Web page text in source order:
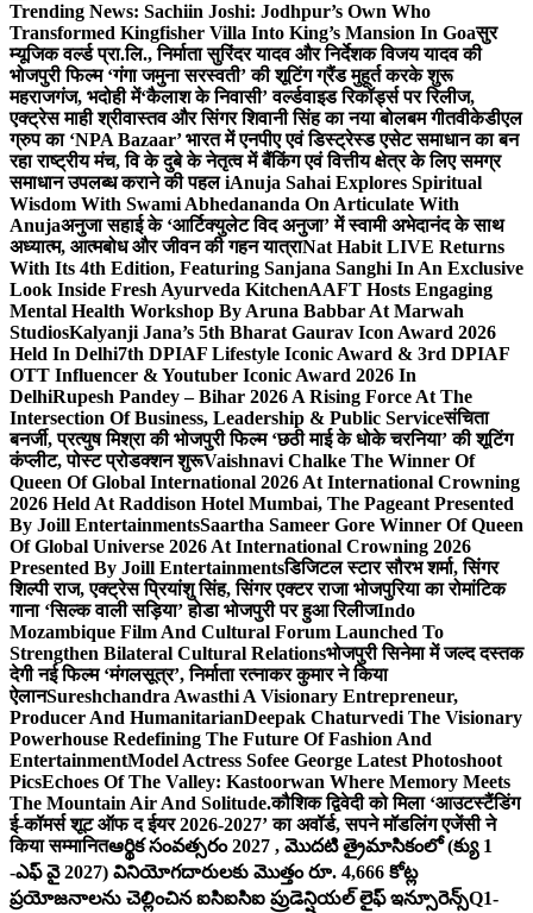
Trending News: Sachiin Joshi: Jodhpur’s Own Who
Transformed Kingfisher Villa Into King’s Mansion In Goaसुर
म्यूजिक वर्ल्ड प्रा.लि., निर्माता सुरिंदर यादव और निर्देशक विजय यादव की
भोजपुरी फिल्म ‘गंगा जमुना सरस्वती’ की शूटिंग ग्रैंड मुहूर्त करके शुरू
महराजगंज, भदोही में‘कैलाश के निवासी’ वर्ल्डवाइड रिकॉर्ड्स पर रिलीज,
एक्ट्रेस माही श्रीवास्तव और सिंगर शिवानी सिंह का नया बोलबम गीतवीकेडीएल
ग्रुप का ‘NPA Bazaar’ भारत में एनपीए एवं डिस्ट्रेस्ड एसेट समाधान का बन
रहा राष्ट्रीय मंच, वि के दुबे के नेतृत्व में बैंकिंग एवं वित्तीय क्षेत्र के लिए समग्र
समाधान उपलब्ध कराने की पहल iAnuja Sahai Explores Spiritual
Wisdom With Swami Abhedananda On Articulate With
Anujaअनुजा सहाई के ‘आर्टिक्युलेट विद अनुजा’ में स्वामी अभेदानंद के साथ
अध्यात्म, आत्मबोध और जीवन की गहन यात्राNat Habit LIVE Returns
With Its 4th Edition, Featuring Sanjana Sanghi In An Exclusive
Look Inside Fresh Ayurveda KitchenAAFT Hosts Engaging
Mental Health Workshop By Aruna Babbar At Marwah
StudiosKalyanji Jana’s 5th Bharat Gaurav Icon Award 2026
Held In Delhi7th DPIAF Lifestyle Iconic Award & 3rd DPIAF
OTT Influencer & Youtuber Iconic Award 2026 In
DelhiRupesh Pandey – Bihar 2026 A Rising Force At The
Intersection Of Business, Leadership & Public Serviceसंचिता
बनर्जी, प्रत्युष मिश्रा की भोजपुरी फिल्म ‘छठी माई के धोके चरनिया’ की शूटिंग
कंप्लीट, पोस्ट प्रोडक्शन शुरूVaishnavi Chalke The Winner Of
Queen Of Global International 2026 At International Crowning
2026 Held At Raddison Hotel Mumbai, The Pageant Presented
By Joill EntertainmentsSaartha Sameer Gore Winner Of Queen
Of Global Universe 2026 At International Crowning 2026
Presented By Joill Entertainmentsडिजिटल स्टार सौरभ शर्मा, सिंगर
शिल्पी राज, एक्ट्रेस प्रियांशु सिंह, सिंगर एक्टर राजा भोजपुरिया का रोमांटिक
गाना ‘सिल्क वाली सड़िया’ होडा भोजपुरी पर हुआ रिलीजIndo
Mozambique Film And Cultural Forum Launched To
Strengthen Bilateral Cultural Relationsभोजपुरी सिनेमा में जल्द दस्तक
देगी नई फिल्म ‘मंगलसूत्र’, निर्माता रत्नाकर कुमार ने किया
ऐलानSureshchandra Awasthi A Visionary Entrepreneur,
Producer And HumanitarianDeepak Chaturvedi The Visionary
Powerhouse Redefining The Future Of Fashion And
EntertainmentModel Actress Sofee George Latest Photoshoot
PicsEchoes Of The Valley: Kastoorwan Where Memory Meets
The Mountain Air And Solitude.कौशिक द्विवेदी को मिला ‘आउटस्टैंडिंग
ई-कॉमर्स शूट ऑफ द ईयर 2026-2027’ का अवॉर्ड, सपने मॉडलिंग एजेंसी ने
किया सम्मानितఆర్థిక సంవత్సరం 2027 , మొదటి త్రైమాసికంలో (క్యు 1
-ఎఫ్ వై 2027) వినియోగదారులకు మొత్తం రూ. 4,666 కోట్ల
ప్రయోజనాలను చెల్లించిన ఐసిఐసిఐ ప్రుడెన్షియల్ లైఫ్ ఇన్సూరెన్స్Q1-